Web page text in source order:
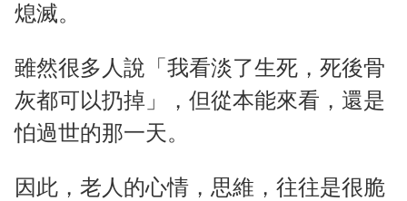
熄滅。
雖然很多人說「我看淡了生死，死後骨
灰都可以扔掉」，但從本能來看，還是
怕過世的那一天。
因此，老人的心情，思維，往往是很脆